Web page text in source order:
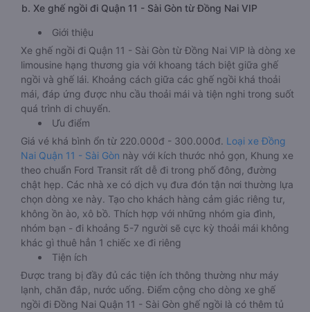
b. Xe ghế ngồi đi Quận 11 - Sài Gòn từ Đồng Nai VIP
Giới thiệu
Xe ghế ngồi đi Quận 11 - Sài Gòn từ Đồng Nai VIP là dòng xe
limousine hạng thương gia với khoang tách biệt giữa ghế
ngồi và ghế lái. Khoảng cách giữa các ghế ngồi khá thoải
mái, đáp ứng được nhu cầu thoải mái và tiện nghi trong suốt
quá trình di chuyển.
Ưu điểm
Giá vé khá bình ổn từ 220.000đ - 300.000đ. Loại xe Đồng
Nai Quận 11 - Sài Gòn này với kích thước nhỏ gọn, Khung xe
theo chuẩn Ford Transit rất dễ đi trong phố đông, đường
chật hẹp. Các nhà xe có dịch vụ đưa đón tận nơi thường lựa
chọn dòng xe này. Tạo cho khách hàng cảm giác riêng tư,
không ồn ào, xô bồ. Thích hợp với những nhóm gia đình,
nhóm bạn - đi khoảng 5-7 người sẽ cực kỳ thoải mái không
khác gì thuê hẳn 1 chiếc xe đi riêng
Tiện ích
Được trang bị đầy đủ các tiện ích thông thường như máy
lạnh, chăn đắp, nước uống. Điểm cộng cho dòng xe ghế
ngồi đi Đồng Nai Quận 11 - Sài Gòn ghế ngồi là có thêm tủ